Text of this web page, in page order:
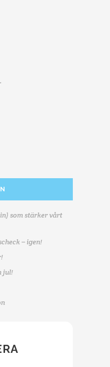
som stärker vårt
– igen!
jul!